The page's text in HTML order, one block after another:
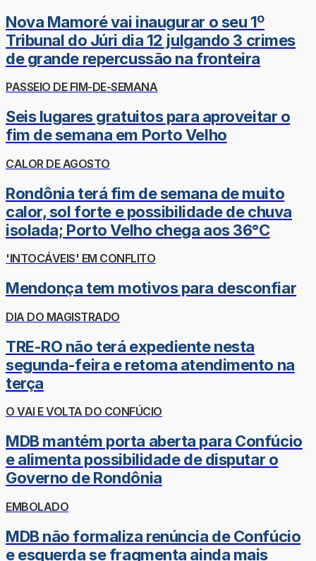
Nova Mamoré vai inaugurar o seu 1º
Tribunal do Júri dia 12 julgando 3 crimes
de grande repercussão na fronteira
PASSEIO DE FIM-DE-SEMANA
Seis lugares gratuitos para aproveitar o
fim de semana em Porto Velho
CALOR DE AGOSTO
Rondônia terá fim de semana de muito
calor, sol forte e possibilidade de chuva
isolada; Porto Velho chega aos 36°C
'INTOCÁVEIS' EM CONFLITO
Mendonça tem motivos para desconfiar
DIA DO MAGISTRADO
TRE-RO não terá expediente nesta
segunda-feira e retoma atendimento na
terça
O VAI E VOLTA DO CONFÚCIO
MDB mantém porta aberta para Confúcio
e alimenta possibilidade de disputar o
Governo de Rondônia
EMBOLADO
MDB não formaliza renúncia de Confúcio
e esquerda se fragmenta ainda mais